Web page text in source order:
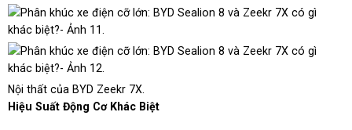
Nội thất của BYD Zeekr 7X.
Hiệu Suất Động Cơ Khác Biệt